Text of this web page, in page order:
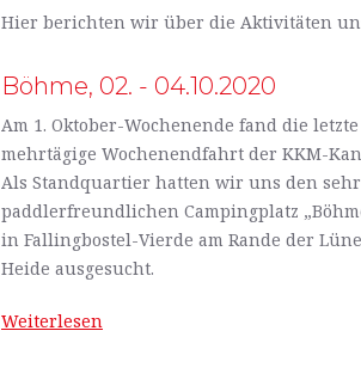
Hier berichten wir über die Aktivitäten
Böhme, 02. - 04.10.2020
Am 1. Oktober-Wochenende fand die
mehrtägige Wochenendfahrt der KKM-
Als Standquartier hatten wir uns den sehr
paddlerfreundlichen Campingplatz
in Fallingbostel-Vierde am Rande der
Heide ausgesucht.
Weiterlesen